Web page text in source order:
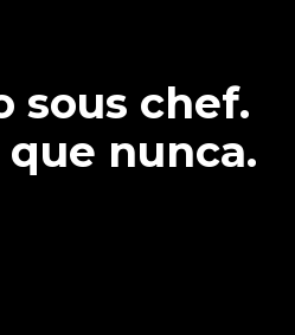
sous chef.
nunca.